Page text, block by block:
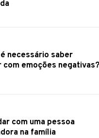
emoções negativas?
na família